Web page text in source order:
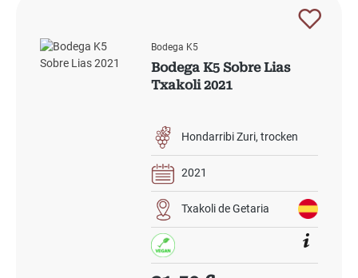
Bodega K5
Bodega K5 Sobre Lias
Txakoli 2021
Hondarribi Zuri trocken
2021
Txakoli de Getaria
Regulärer Preis: